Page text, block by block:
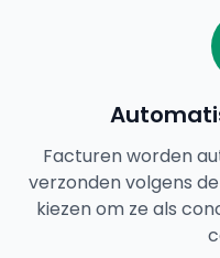
Facturen worden
verzonden volgens
kiezen om ze als